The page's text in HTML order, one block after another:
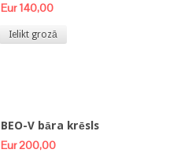
Eur 140,00
Ielikt grozā
BEO-V bāra krēsls
Eur 200,00